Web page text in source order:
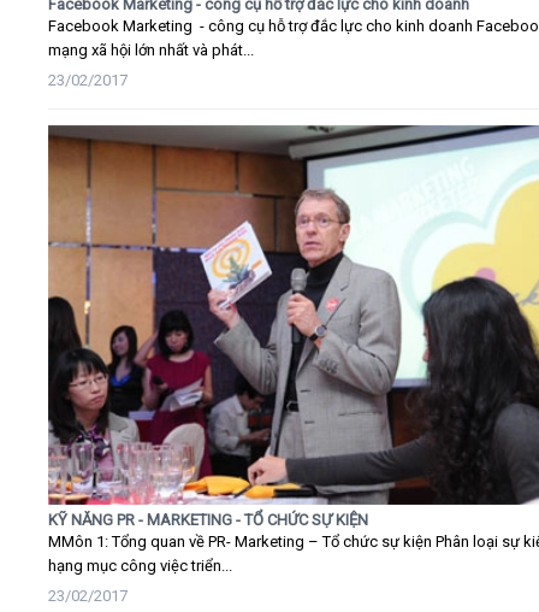
Facebook Marketing - công cụ hỗ trợ đắc lực cho kinh doanh
Facebook Marketing - công cụ hỗ trợ đắc lực cho kinh doanh
mạng xã hội lớn nhất và phát...
23/02/2017
KỸ NĂNG PR - MARKETING - TỔ CHỨC SỰ KIỆN
MMôn 1: Tổng quan về PR- Marketing – Tổ chức sự kiện Phân loại sự
hạng mục công việc triển...
23/02/2017